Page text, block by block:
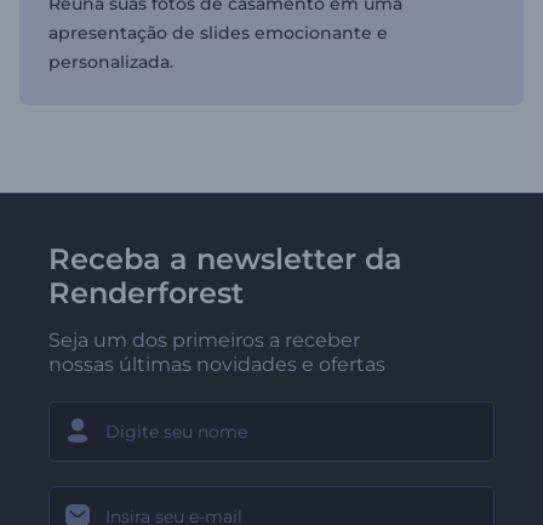
apresentação de slides emocionante e
personalizada.
Receba a newsletter da
Renderforest
Seja um dos primeiros a receber
nossas últimas novidades e ofertas